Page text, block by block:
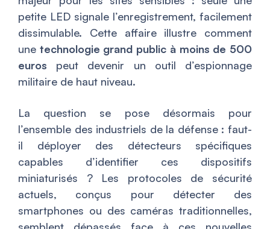
petite LED signale l’enregistrement, facilement
dissimulable. Cette affaire illustre comment
une technologie grand public à moins de 500
euros peut devenir un outil d’espionnage
militaire de haut niveau.
La question se pose désormais pour
l’ensemble des industriels de la défense : faut-
il déployer des détecteurs spécifiques
capables d’identifier ces dispositifs
miniaturisés ? Les protocoles de sécurité
actuels, conçus pour détecter des
smartphones ou des caméras traditionnelles,
semblent dépassés face à ces nouvelles